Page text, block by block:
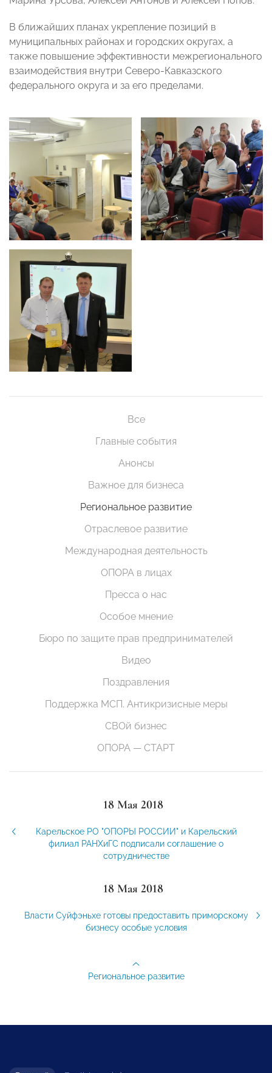
В ближайших планах укрепление позиций в
муниципальных районах и городских округах, а
также повышение эффективности межрегионального
взаимодействия внутри Северо-Кавказского
федерального округа и за его пределами.
Все
Главные события
Анонсы
Важное для бизнеса
Региональное развитие
Отраслевое развитие
Международная деятельность
ОПОРА в лицах
Пресса о нас
Особое мнение
Бюро по защите прав предпринимателей
Видео
Поздравления
Поддержка МСП. Антикризисные меры
СВОй бизнес
ОПОРА — СТАРТ
18 Мая 2018
Карельское РО "ОПОРЫ РОССИИ" и Карельский
филиал РАНХиГС подписали соглашение о
сотрудничестве
18 Мая 2018
Власти Суйфэньхе готовы предоставить приморскому
бизнесу особые условия
Региональное развитие